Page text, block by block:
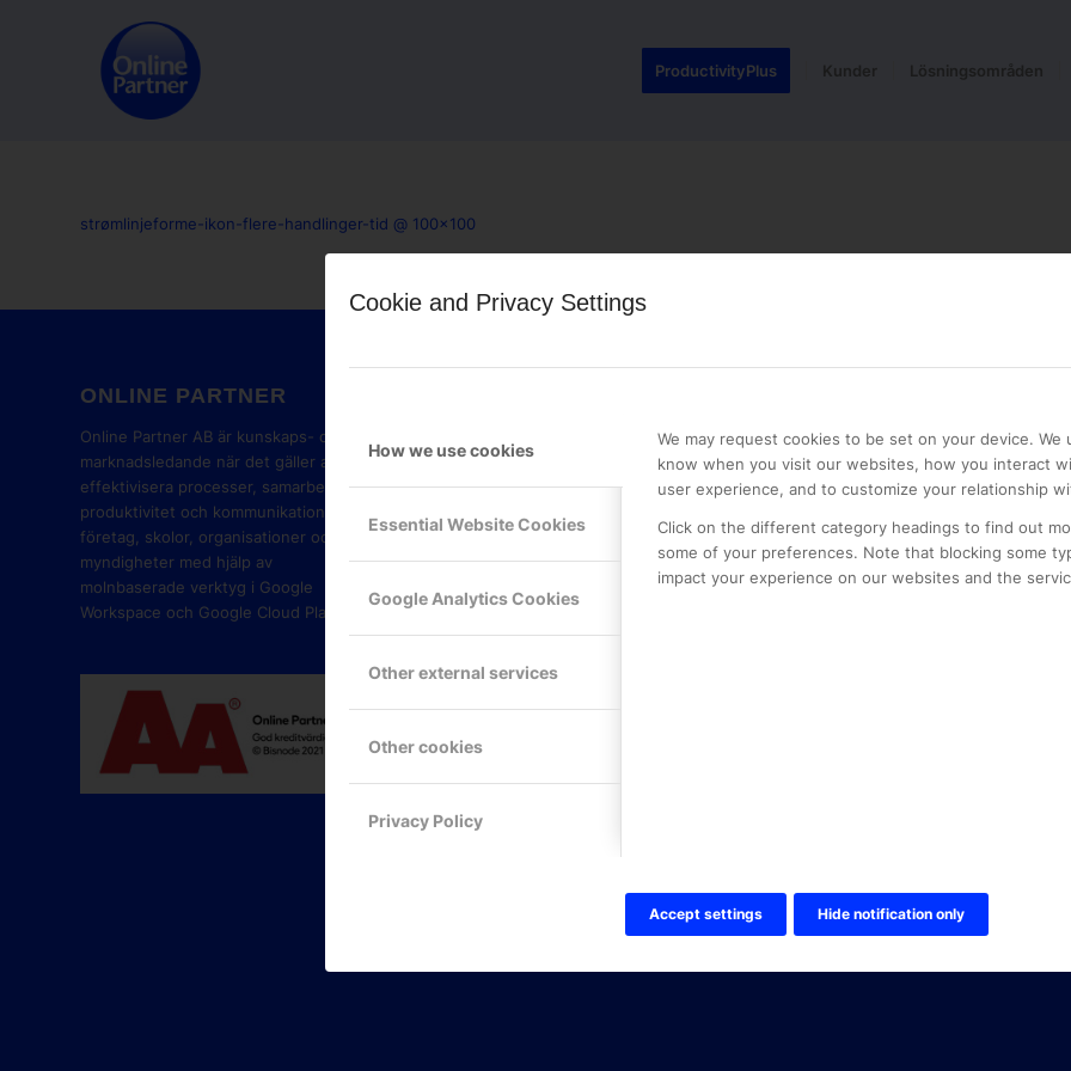
Cookie and Privacy Settings
How we use cookies
Essential Website Cookies
Google Analytics Cookies
Other external services
Other cookies
Privacy Policy
We may request cookies to be set on your device. We
know when you visit our websites, how you interact
user experience, and to customize your relationship
Click on the different category headings to find out
some of your preferences. Note that blocking some
impact your experience on our websites and the
Accept settings Hide notification only
ProductivityPlus Kunder Lösningsområden
strømlinjeforme-ikon-flere-handlinger-tid @ 100x100
ONLINE PARTNER
Online Partner AB är kunskaps- och
marknadsledande när det gäller att
effektivisera processer, samarbete,
produktivitet och kommunikation i
företag, skolor, organisationer och
myndigheter med hjälp av
molnbaserade verktyg i Google
Workspace och Google Cloud Platform.
ONLINE PARTNER AB
Mejerivägen 3
117 61 Stockholm
Tel: 08-42 00 04 00
Hitta hit